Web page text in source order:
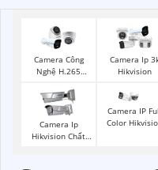
Camera Công
Nghệ H.265
Camera Ip
Hikvision
Camera Ip
Hikvision Chất
Camera IP
Color